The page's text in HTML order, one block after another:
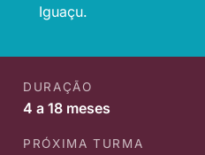
Iguaçu.
DURAÇÃO
4 a 18 meses
PRÓXIMA TURMA